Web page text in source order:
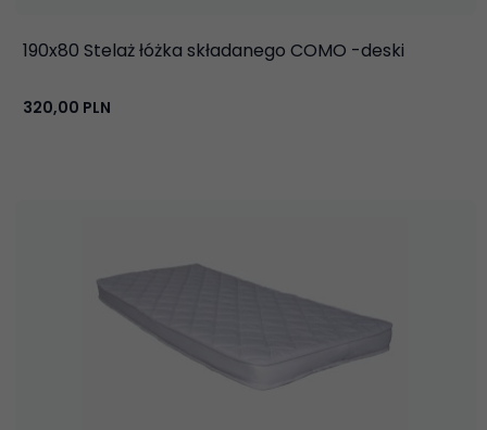
190x80 Stelaż łóżka składanego COMO -deski
320,00 PLN